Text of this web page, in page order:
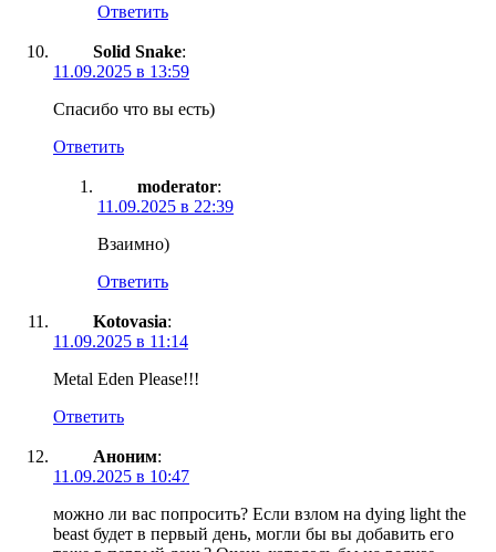
Ответить
Solid Snake:
11.09.2025 в 13:59
Спасибо что вы есть)
Ответить
moderator:
11.09.2025 в 22:39
Взаимно)
Ответить
Kotovasia:
11.09.2025 в 11:14
Metal Eden Please!!!
Ответить
Аноним:
11.09.2025 в 10:47
можно ли вас попросить? Если взлом на dying light the
beast будет в первый день, могли бы вы добавить его